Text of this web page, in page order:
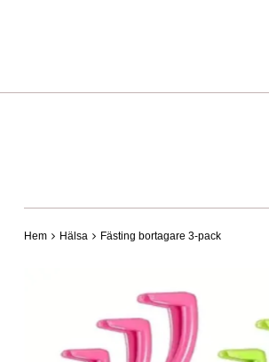
Hem Hälsa Fästing bortagare 3-pack